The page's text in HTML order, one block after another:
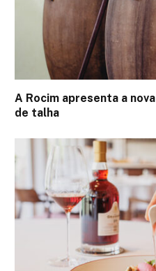
A Rocim apresenta a
de talha